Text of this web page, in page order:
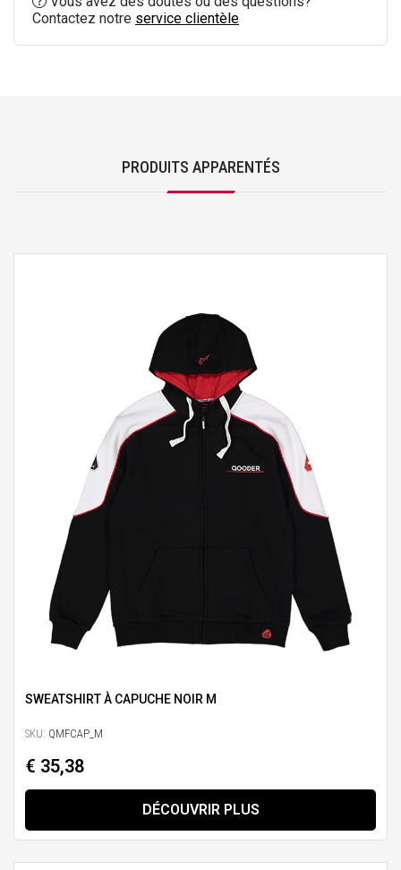
Contactez notre service clientèle
PRODUITS APPARENTÉS
SWEATSHIRT À CAPUCHE NOIR M
SKU: QMFCAP_M
€ 35,38
DÉCOUVRIR PLUS